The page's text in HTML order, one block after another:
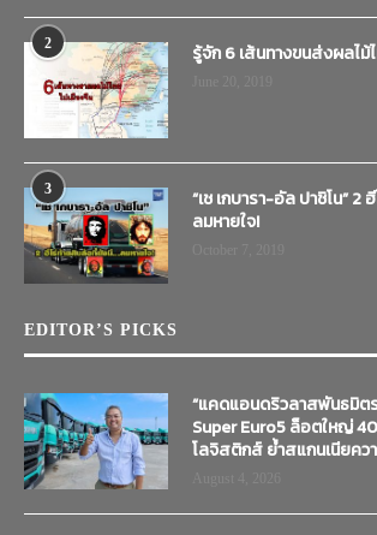
2 รู้จัก 6 เส้นทางขนส่งผลไม้
3
“เช เกบารา-อัล ปาชิโน”
ลมหายใจ!
EDITOR’S PICKS
“แคดแอนดริวลาสพันธมิต
Super Euro5 ล็อตใหญ่
โลจิสติกส์ ย้ำสแกนเนียคว